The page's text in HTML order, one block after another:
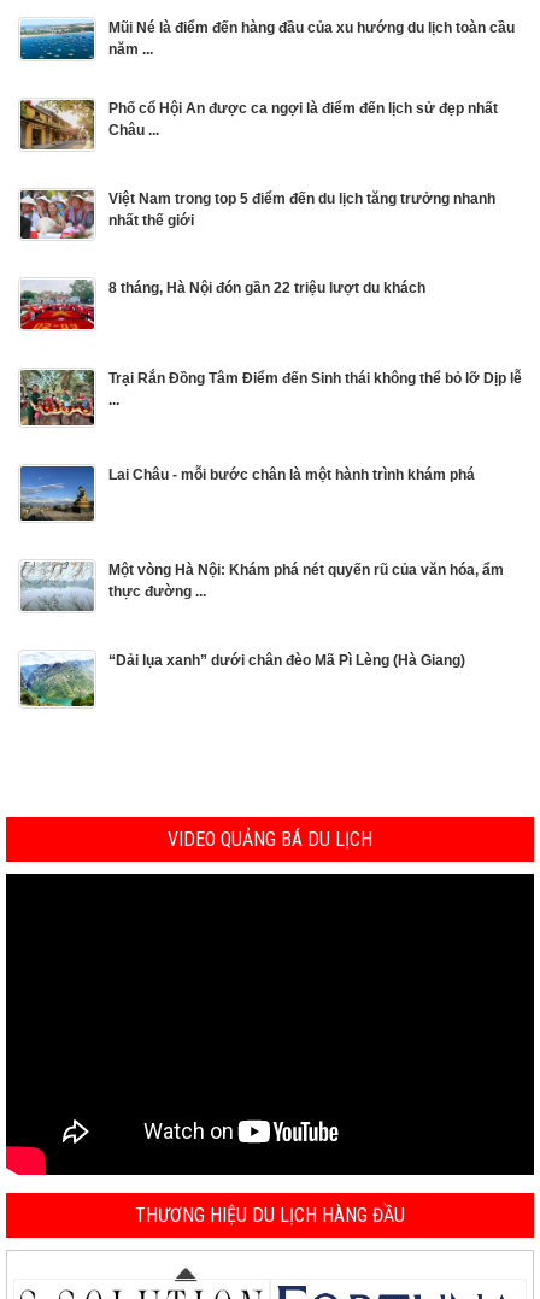
Mũi Né là điểm đến hàng đầu của xu hướng du lịch toàn cầu
năm ...
Phố cổ Hội An được ca ngợi là điểm đến lịch sử đẹp nhất
Châu ...
Việt Nam trong top 5 điểm đến du lịch tăng trưởng nhanh
nhất thế giới
8 tháng, Hà Nội đón gần 22 triệu lượt du khách
Trại Rắn Đồng Tâm Điểm đến Sinh thái không thể bỏ lỡ Dịp lễ
...
Lai Châu - mỗi bước chân là một hành trình khám phá
Một vòng Hà Nội: Khám phá nét quyến rũ của văn hóa, ẩm
thực đường ...
“Dải lụa xanh” dưới chân đèo Mã Pì Lèng (Hà Giang)
VIDEO QUẢNG BÁ DU LỊCH
THƯƠNG HIỆU DU LỊCH HÀNG ĐẦU